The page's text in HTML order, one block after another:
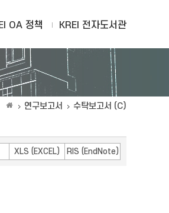
OA 정책 KREI 전자도서관
연구보고서 수탁보고서 (C)
XLS (EXCEL) RIS (EndNote)